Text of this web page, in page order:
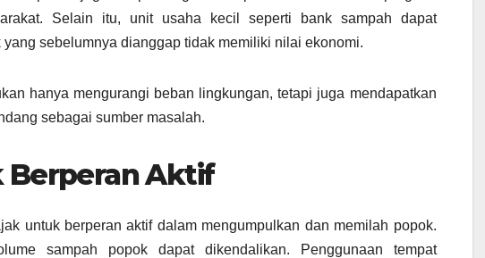
Selain itu, unit usaha kecil seperti bank sampah dapat
sebelumnya dianggap tidak memiliki nilai ekonomi.
hanya mengurangi beban lingkungan, tetapi juga mendapatkan
sebagai sumber masalah.
Berperan Aktif
untuk berperan aktif dalam mengumpulkan dan memilah popok.
sampah popok dapat dikendalikan. Penggunaan tempat